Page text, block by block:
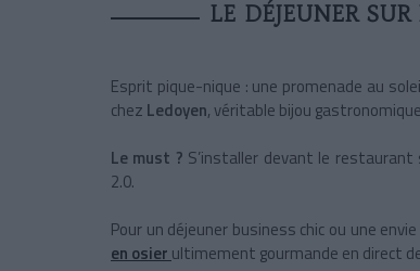
LE DÉJEUNER
Esprit pique-nique : une promenade au
chez Ledoyen, véritable bijou
Le must ? S’installer devant le
2.0.
Pour un déjeuner business chic ou une
en osier ultimement gourmande en direct